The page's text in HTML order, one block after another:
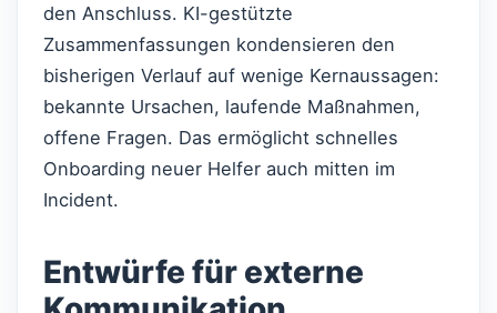
den Anschluss. KI-gestützte
Zusammenfassungen kondensieren den
bisherigen Verlauf auf wenige Kernaussagen:
bekannte Ursachen, laufende Maßnahmen,
offene Fragen. Das ermöglicht schnelles
Onboarding neuer Helfer auch mitten im
Incident.
Entwürfe für externe